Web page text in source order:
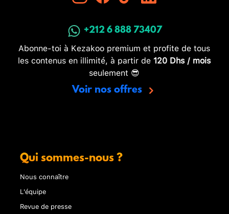
+212 6 888 73407
Abonne-toi à Kezakoo premium et profite de tous
les contenus en illimité, à partir de 120 Dhs / mois
seulement 😎
Voir nos offres
Qui sommes-nous ?
Nous connaître
L'équipe
Revue de presse